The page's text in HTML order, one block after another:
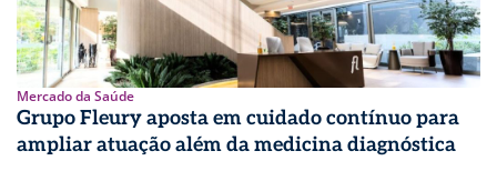
Mercado da Saúde
Grupo Fleury aposta em cuidado contínuo para
ampliar atuação além da medicina diagnóstica